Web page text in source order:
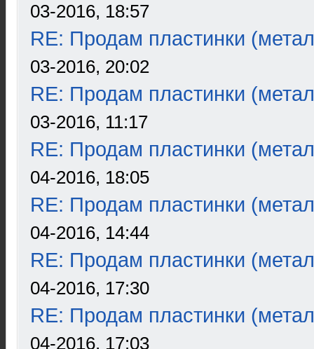
03-2016, 18:57
RE: Продам пластинки
03-2016, 20:02
RE: Продам пластинки
03-2016, 11:17
RE: Продам пластинки
04-2016, 18:05
RE: Продам пластинки
04-2016, 14:44
RE: Продам пластинки
04-2016, 17:30
RE: Продам пластинки
04-2016, 17:03